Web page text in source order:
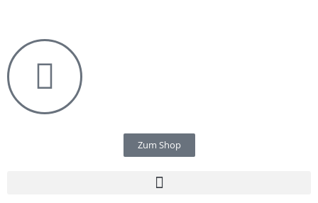
Zum Shop